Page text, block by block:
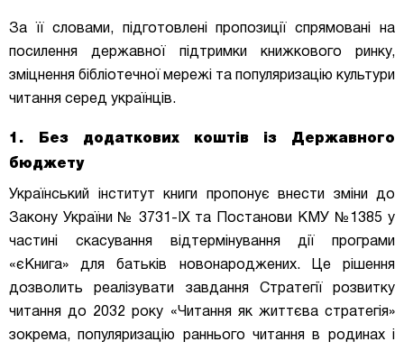
За її словами, підготовлені пропозиції спрямовані на
посилення державної підтримки книжкового ринку,
зміцнення бібліотечної мережі та популяризацію культури
читання серед українців.
1. Без додаткових коштів із Державного
бюджету
Український інститут книги пропонує внести зміни до
Закону України № 3731-IX та Постанови КМУ №1385 у
частині скасування відтермінування дії програми
«єКнига» для батьків новонароджених. Це рішення
дозволить реалізувати завдання Стратегії розвитку
читання до 2032 року «Читання як життєва стратегія»
зокрема, популяризацію раннього читання в родинах і